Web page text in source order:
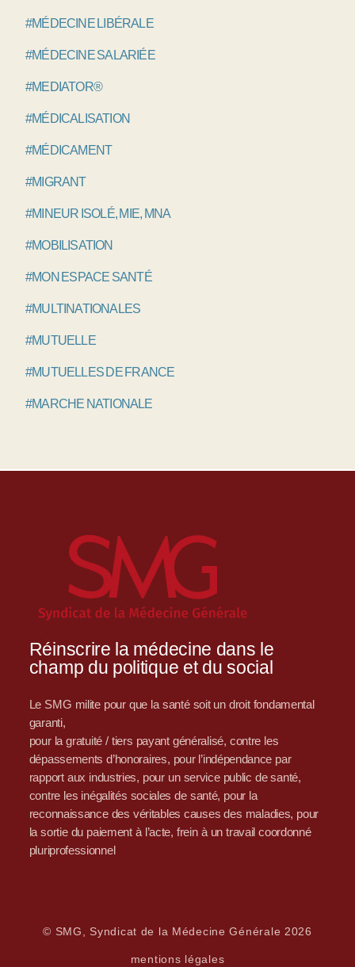
#MÉDECINE LIBÉRALE
#MÉDECINE SALARIÉE
#MEDIATOR®
#MÉDICALISATION
#MÉDICAMENT
#MIGRANT
#MINEUR ISOLÉ, MIE, MNA
#MOBILISATION
#MON ESPACE SANTÉ
#MULTINATIONALES
#MUTUELLE
#MUTUELLES DE FRANCE
#MARCHE NATIONALE
Réinscrire la médecine dans le
champ du politique et du social
Le SMG milite pour que la santé soit un droit fondamental
garanti,
pour la gratuité / tiers payant généralisé, contre les
dépassements d’honoraires, pour l’indépendance par
rapport aux industries, pour un service public de santé,
contre les inégalités sociales de santé, pour la
reconnaissance des véritables causes des maladies, pour
la sortie du paiement à l’acte, frein à un travail coordonné
pluriprofessionnel
© SMG, Syndicat de la Médecine Générale 2026
mentions légales